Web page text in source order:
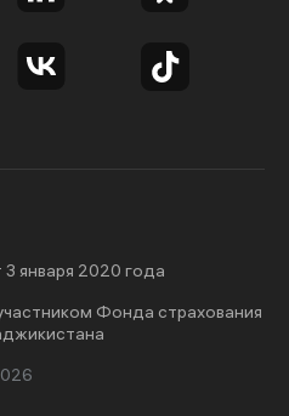
января 2020 года
Фонда страхования